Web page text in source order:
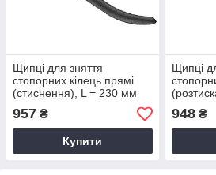
Щипці для зняття
стопорних кілець прямі
(стиснення), L = 230 мм
(FORCE 60909ASC)
957 ₴
Купити
Щипці
(FORCE
948₴